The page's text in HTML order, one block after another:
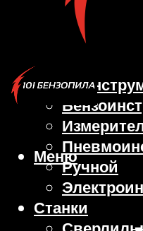
Виды
Ручной
Станки
Меню